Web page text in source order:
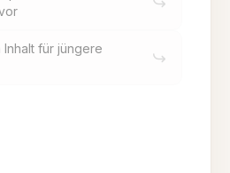
für jüngere